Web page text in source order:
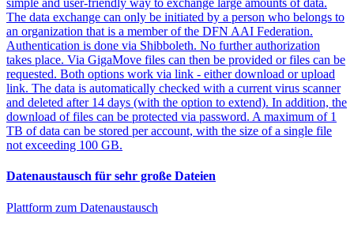
simple and user-friendly way to exchange large amounts of data.
The data exchange can only be initiated by a person who belongs to
an organization that is a member of the DFN AAI Federation.
Authentication is done via Shibboleth. No further authorization
takes place. Via GigaMove files can then be provided or files can be
requested. Both options work via link - either download or upload
link. The data is automatically checked with a current virus scanner
and deleted after 14 days (with the option to extend). In addition, the
download of files can be protected via password. A maximum of 1
TB of data can be stored per account, with the size of a single file
not exceeding 100 GB.
Datenaustausch für sehr große Dateien
Plattform zum Datenaustausch